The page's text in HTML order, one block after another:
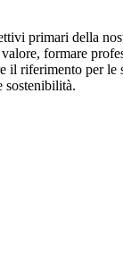
primari della
formare
il riferimento per le
sostenibilità.